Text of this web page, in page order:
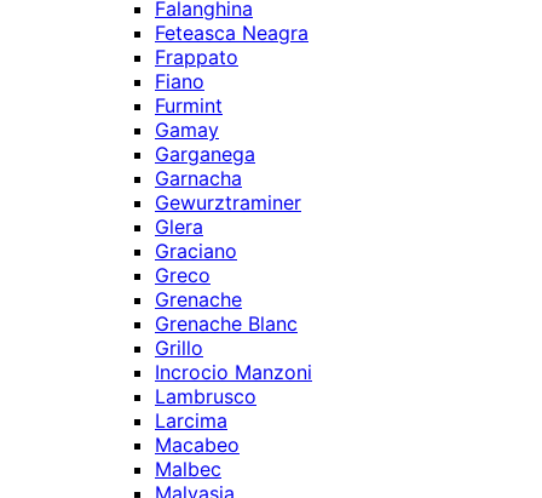
Falanghina
Feteasca Neagra
Frappato
Fiano
Furmint
Gamay
Garganega
Garnacha
Gewurztraminer
Glera
Graciano
Greco
Grenache
Grenache Blanc
Grillo
Incrocio Manzoni
Lambrusco
Larcima
Macabeo
Malbec
Malvasia